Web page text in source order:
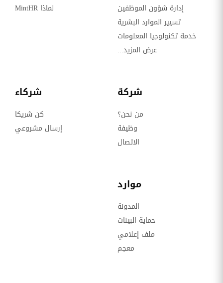
إدارة شؤون الموظفين
تسيير الموارد البشرية
خدمة تكنولوجيا المعلومات
عرض المزيد...
لماذا MintHR
شركة
من نحن؟
وظيفة
الاتصال
شركاء
كن شريكا
إرسال مشروعي
موارد
المدونة
حماية البينات
ملف إعلامي
معجم